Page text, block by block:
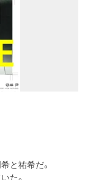
と祐希だ。
た。